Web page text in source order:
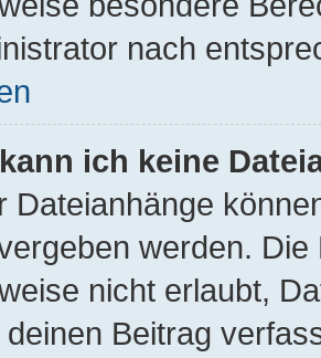
nach
ich keine
Dateianhänge
werden.
nicht erlaubt,
deinen Beitrag